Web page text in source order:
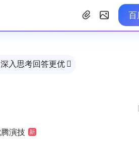
百
入思考回答更优 
演技 新